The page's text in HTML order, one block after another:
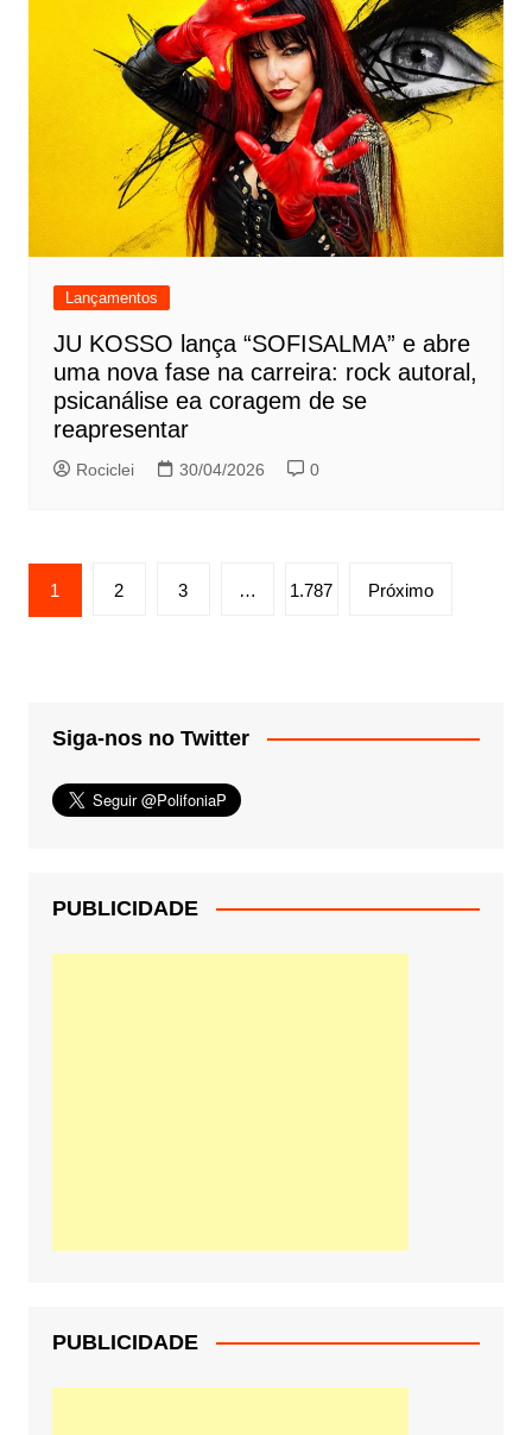
Lançamentos
JU KOSSO lança “SOFISALMA” e abre
uma nova fase na carreira: rock autoral,
psicanálise ea coragem de se
reapresentar
Rociclei 30/04/2026 0
Paginação
de
1 2 3 … 1.787 Próximo
Siga-nos no Twitter
PUBLICIDADE
PUBLICIDADE